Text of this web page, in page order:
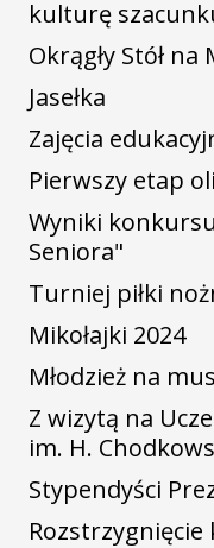
kulturę
Okrągły Stół na
Jasełka
Zajęcia
Pierwszy etap
Wyniki
Seniora"
Turniej piłki
Mikołajki 2024
Młodzież na
Z wizytą na
im. H.
Stypendyści